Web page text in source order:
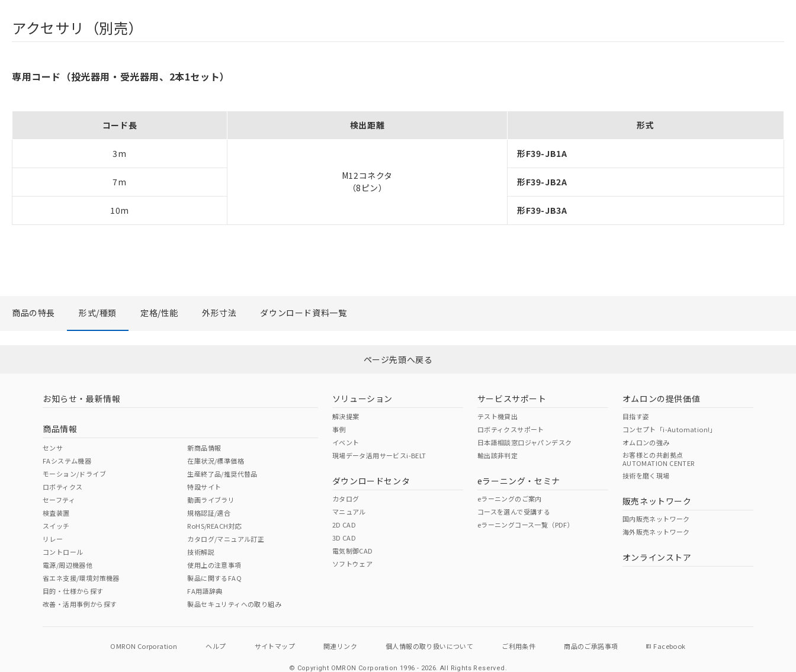
アクセサリ（別売）
専用コード（投光器用・受光器用、2本1セット）
コード長 検出距離 形式
3m
M12コネクタ
（8ピン）
形F39-JB1A
7m 形F39-JB2A
10m 形F39-JB3A
商品の特長 形式/種類 定格/性能 外形寸法 ダウンロード資料一覧
ページ先頭へ戻る
お知らせ・最新情報
商品情報
センサ
FAシステム機器
モーション/ドライブ
ロボティクス
セーフティ
検査装置
スイッチ
リレー
コントロール
電源/周辺機器他
省エネ支援/環境対策機器
目的・仕様から探す
改善・活用事例から探す
新商品情報
在庫状況/標準価格
生産終了品/推奨代替品
特設サイト
動画ライブラリ
規格認証/適合
RoHS/REACH対応
カタログ/マニュアル訂正
技術解説
使用上の注意事項
製品に関するFAQ
FA用語辞典
製品セキュリティへの取り組み
ソリューション
解決提案
事例
イベント
現場データ活用サービスi-BELT
ダウンロードセンタ
カタログ
マニュアル
2D CAD
3D CAD
電気制御CAD
ソフトウェア
サービスサポート
テスト機貸出
ロボティクスサポート
日本語相談窓口ジャパンデスク
輸出該非判定
eラーニング・セミナ
eラーニングのご案内
コースを選んで受講する
eラーニングコース一覧（PDF）
オムロンの提供価値
目指す姿
コンセプト「i-Automation!」
オムロンの強み
お客様との共創拠点
AUTOMATION CENTER
技術を磨く現場
販売ネットワーク
国内販売ネットワーク
海外販売ネットワーク
オンラインストア
OMRON Corporation ヘルプ サイトマップ 関連リンク 個人情報の取り扱いについて ご利用条件 商品のご承諾事項 Facebook
© Copyright OMRON Corporation 1996 - 2026.All Rights Reserved.